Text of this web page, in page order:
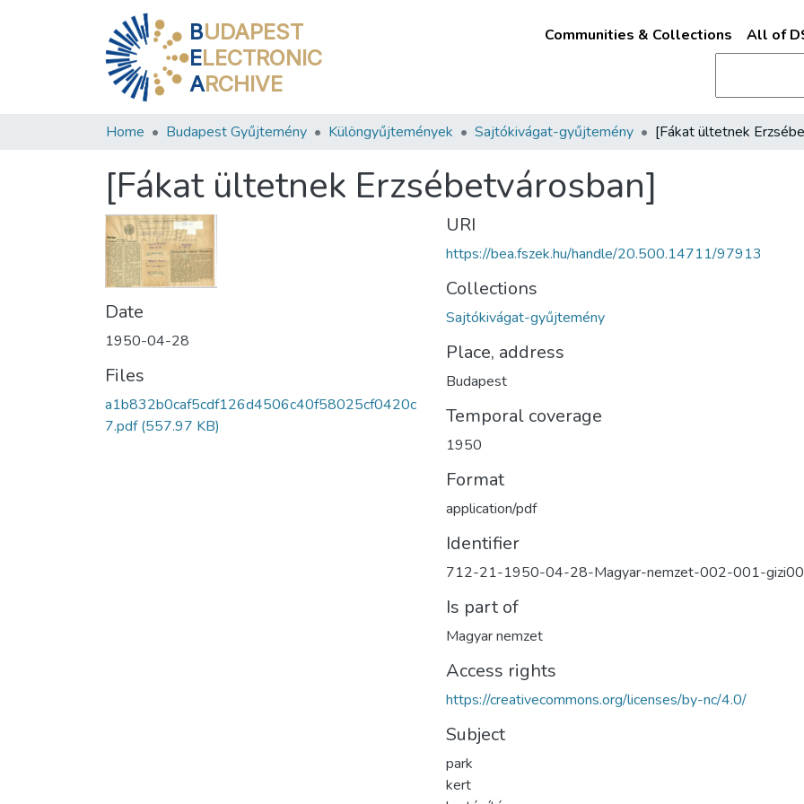
BUDAPEST
ELECTRONIC
ARCHIVE
Communities & Collections All of
Home Budapest Gyűjtemény Különgyűjtemények Sajtókivágat-gyűjtemény
[Fákat ültetnek Erzsébetvárosban]
Date
1950-04-28
Files
a1b832b0caf5cdf126d4506c40f58025cf0420c
7.pdf(557.97 KB)
URI
https://bea.fszek.hu/handle/20.500.14711/97913
Collections
Sajtókivágat-gyűjtemény
Place, address
Budapest
Temporal coverage
1950
Format
application/pdf
Identifier
712-21-1950-04-28-Magyar-nemzet-002-001-
Is part of
Magyar nemzet
Access rights
https://creativecommons.org/licenses/by-nc/4.0/
Subject
park
kert